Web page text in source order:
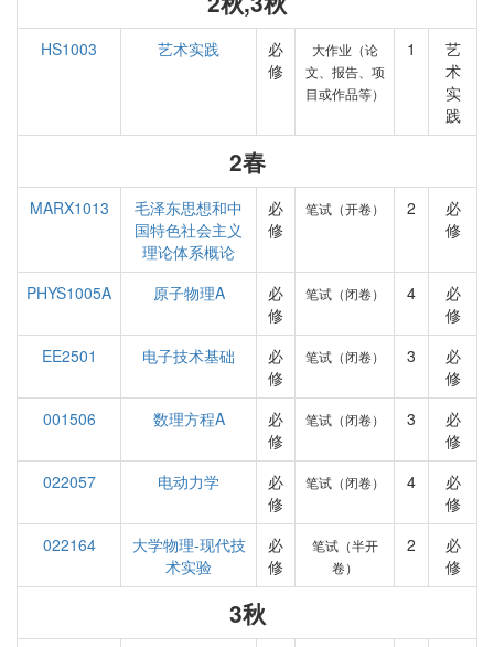
HS1003 艺术实践
必
修
大作业（论
文、报告、项
目或作品等）
1
艺
术
实
践
2春
MARX1013
毛泽东思想和中
国特色社会主义
理论体系概论
必
修
笔试（开卷） 2
必
修
PHYS1005A 原子物理A
必
修
笔试（闭卷） 4
必
修
EE2501
电子技术基础
必
修
笔试（闭卷） 3
必
修
001506
数理方程A
必
修
笔试（闭卷） 3
必
修
022057
电动力学
必
修
笔试（闭卷） 4
必
修
022164
大学物理-现代技
术实验
必
修
笔试（半开
卷）
2
必
修
3秋